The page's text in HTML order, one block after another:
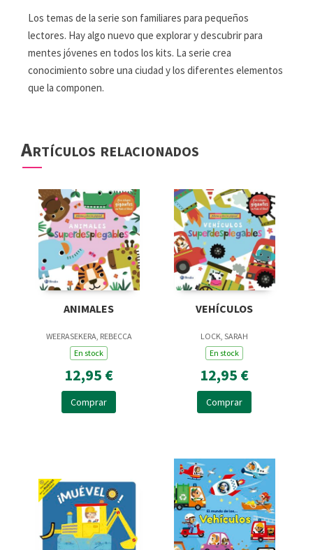
Los temas de la serie son familiares para pequeños
lectores. Hay algo nuevo que explorar y descubrir para
mentes jóvenes en todos los kits. La serie crea
conocimiento sobre una ciudad y los diferentes elementos
que la componen.
Artículos relacionados
ANIMALES
WEERASEKERA, REBECCA
En stock
12,95 €
Comprar
VEHÍCULOS
LOCK, SARAH
En stock
12,95 €
Comprar